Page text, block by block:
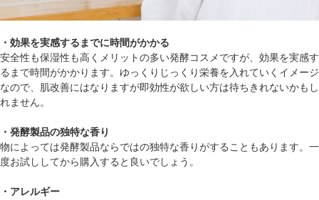
・効果を実感するまでに時間がかかる
安全性も保湿性も高くメリットの多い発酵コスメですが、効果を実感す
るまで時間がかかります。ゆっくりじっくり栄養を入れていくイメージ
なので、肌改善にはなりますが即効性が欲しい方は待ちきれないかもし
れません。
・発酵製品の独特な香り
物によっては発酵製品ならではの独特な香りがすることもあります。一
度お試ししてから購入すると良いでしょう。
・アレルギー